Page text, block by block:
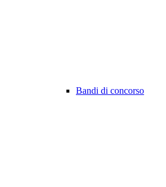
Bandi di concorso